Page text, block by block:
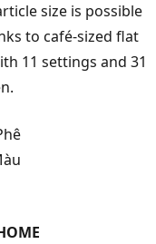
size is possible
to café-sized flat
11 settings and 31